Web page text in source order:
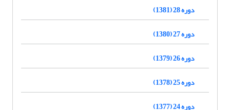
دوره 28 (1381)
دوره 27 (1380)
دوره 26 (1379)
دوره 25 (1378)
دوره 24 (1377)